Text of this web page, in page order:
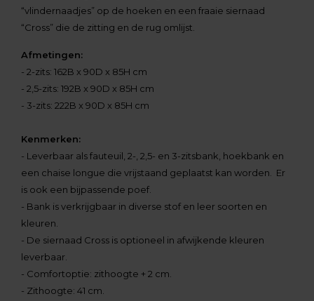
“vlindernaadjes” op de hoeken en een fraaie siernaad
“Cross” die de zitting en de rug omlijst.
Afmetingen:
- 2-zits: 162B x 90D x 85H cm
- 2,5-zits: 192B x 90D x 85H cm
- 3-zits: 222B x 90D x 85H cm
Kenmerken:
- Leverbaar als fauteuil, 2-, 2,5- en 3-zitsbank, hoekbank en
een chaise longue die vrijstaand geplaatst kan worden. Er
is ook een bijpassende poef.
- Bank is verkrijgbaar in diverse stof en leer soorten en
kleuren.
- De siernaad Cross is optioneel in afwijkende kleuren
leverbaar.
- Comfortoptie: zithoogte + 2 cm.
- Zithoogte: 41 cm.